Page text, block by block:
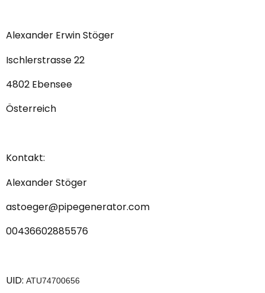
Alexander Erwin Stöger
Ischlerstrasse 22
4802 Ebensee
Österreich
Kontakt:
Alexander Stöger
astoeger@pipegenerator.com
00436602885576
UID: ATU74700656